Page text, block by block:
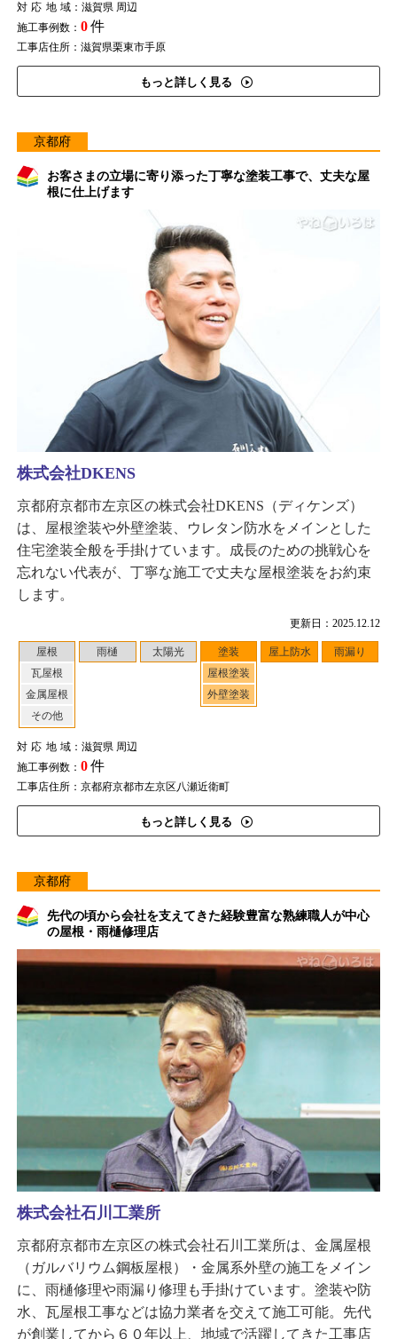
対応地域：滋賀県 周辺
施工事例数： 0件
工事店住所：滋賀県栗東市手原
もっと詳しく見る
京都府
お客さまの立場に寄り添った丁寧な塗装工事で、丈夫な屋
根に仕上げます
更新日：2025.12.12
屋根
瓦屋根
金属屋根
その他
雨樋 太陽光
塗装
屋根塗装
外壁塗装
屋上防水 雨漏り
対応地域：滋賀県 周辺
施工事例数： 0件
工事店住所：京都府京都市左京区八瀬近衛町
もっと詳しく見る
株式会社DKENS
京都府京都市左京区の株式会社DKENS（ディケンズ）
は、屋根塗装や外壁塗装、ウレタン防水をメインとした
住宅塗装全般を手掛けています。成長のための挑戦心を
忘れない代表が、丁寧な施工で丈夫な屋根塗装をお約束
します。
京都府
先代の頃から会社を支えてきた経験豊富な熟練職人が中心
の屋根・雨樋修理店
株式会社石川工業所
京都府京都市左京区の株式会社石川工業所は、金属屋根
（ガルバリウム鋼板屋根）・金属系外壁の施工をメイン
に、雨樋修理や雨漏り修理も手掛けています。塗装や防
水、瓦屋根工事などは協力業者を交えて施工可能。先代
が創業してから６０年以上、地域で活躍してきた工事店